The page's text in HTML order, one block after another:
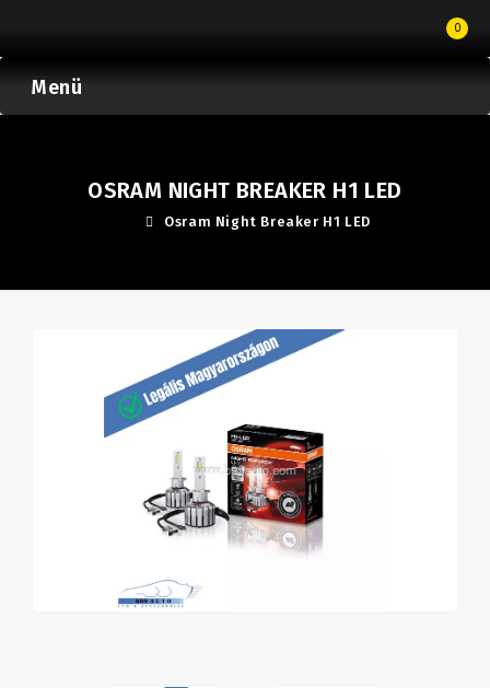
0
Menü
OSRAM NIGHT BREAKER H1 LED
Osram Night Breaker H1 LED